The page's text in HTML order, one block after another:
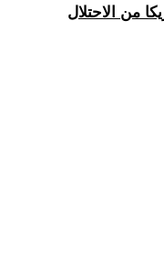
من الاحتلال